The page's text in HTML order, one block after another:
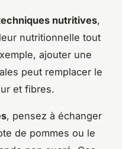
nutritives,
nutritionnelle tout
ajouter une
peut remplacer le
et fibres.
, pensez à échanger
de pommes ou le